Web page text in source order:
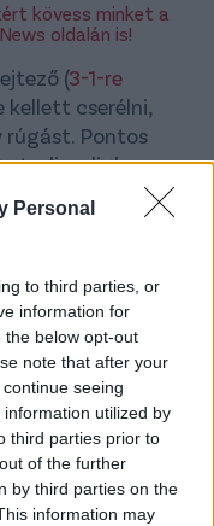
Personal
to third parties, or
information for
the below opt-out
note that after your
seeing
utilized by
third parties prior to
of the further
by third parties on the
information may
kövess minket a
oldalán is!
(3-1-re
kellett cserélni,
Pontos
tudja, aligha
egyik
is
komoly
áprilisban
több mint két
hét alkalommal